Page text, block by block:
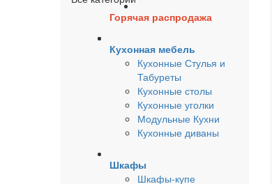
Горячая распродажа
Кухонная мебель
Кухонные Стулья и
Табуреты
Кухонные столы
Кухонные уголки
Модульные Кухни
Кухонные диваны
Шкафы
Шкафы-купе